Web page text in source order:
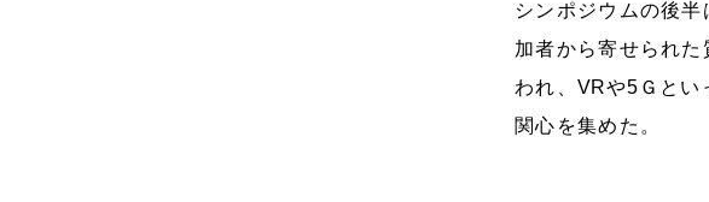
シンポジウムの後
加者から寄せられ
われ、 VRや5 Ｇと
関心を集めた。